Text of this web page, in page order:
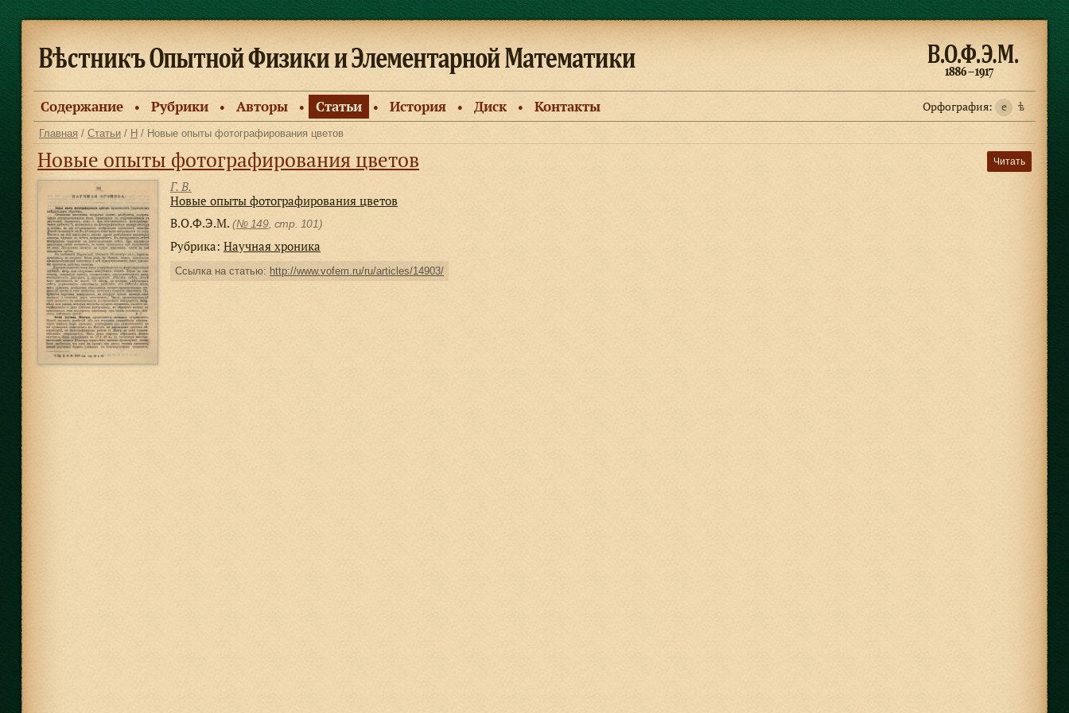
Содержание ● Рубрики ● Авторы ● Статьи ● История ● Диск ● Контакты Орфография: e ѣ
Главная / Статьи / Н / Новые опыты фотографирования цветов
Читать
Новые опыты фотографирования цветов
Г. В.
Новые опыты фотографирования цветов
В.О.Ф.Э.М. (№ 149, стр. 101)
Рубрика: Научная хроника
Ссылка на статью: http://www.vofem.ru/ru/articles/14903/